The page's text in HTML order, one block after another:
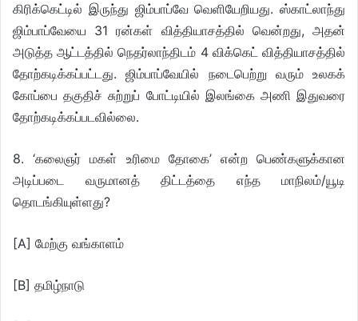
கிரிக்கெட்டில் இருந்து ஜிம்பாப்வே வெளியேறியது. ஸ்காட்லாந்து
ஜிம்பாப்வேயை 31 ரன்கள் வித்தியாசத்தில் வென்றது, அதன்
அடுத்த ஆட்டத்தில் நெதர்லாந்திடம் 4 விக்கெட் வித்தியாசத்தில்
தோற்கடிக்கப்பட்டது. ஜிம்பாப்வேயில் நடைபெற்று வரும் உலகக்
கோப்பை தகுதிச் சுற்றுப் போட்டியில் இலங்கை அணி இதுவரை
தோற்கடிக்கப்படவில்லை.
8. ‘கலைஞர் மகள் உரிமை தோகை’ என்ற பெண்களுக்கான
அடிப்படை வருமானத் திட்டத்தை எந்த மாநிலம்/யூடி
தொடங்கியுள்ளது?
[A] மேற்கு வங்காளம்
[B] தமிழ்நாடு